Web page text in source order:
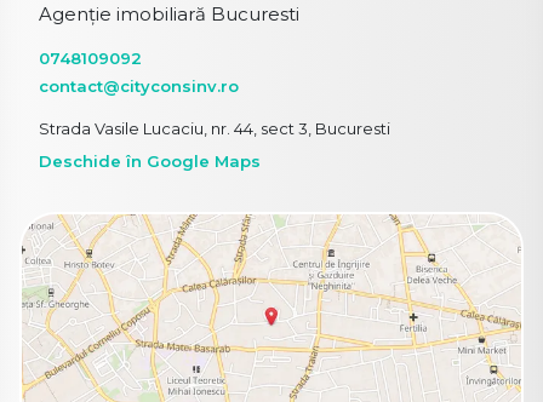
Agenție imobiliară Bucuresti
0748109092
contact@cityconsinv.ro
Strada Vasile Lucaciu, nr. 44, sect 3, Bucuresti
Deschide în Google Maps